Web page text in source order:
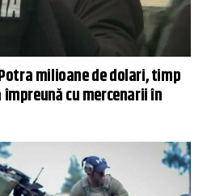
milioane de dolari, timp
cu mercenarii în